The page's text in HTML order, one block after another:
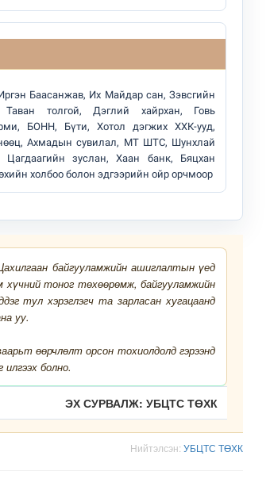
бэлтгэгчдийн замыг хааж байна
Баасанжав, Их Майдар сан, Зэвсгийн
Таван толгой, Дэглий хайрхан, Говь
БОНН, Бүти, Хотол дэгжих ХХК-ууд,
Ахмадын сувилал, МТ ШТС, Шунхлай
зуслан, Хаан банк, Бяцхан
холбоо болон эдгээрийн ойр орчмоор
байгууламжийн ашиглалтын үед
хүчний тоног төхөөрөмж, байгууламжийн
тул хэрэглэгч та зарласан хугацаанд
уу.
өөрчлөлт орсон тохиолдолд гэрээнд
болно.
ЭХ СУРВАЛЖ: УБЦТС ТӨХК
Нийтэлсэн: УБЦТС ТӨХК